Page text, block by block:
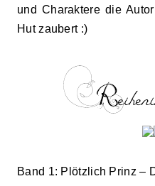
und Charaktere die
Hut zaubert:)
Band 1: Plötzlich Prinz –